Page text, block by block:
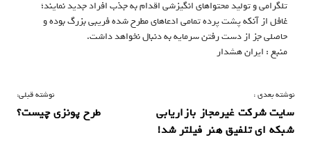
تلگرامی و تولید محتواهای انگیزشی اقدام به جذب افراد جدید نمایند؛
غافل از آنکه پشت پرده تمامی ادعاهای مطرح شده فریبی بزرگ بوده و
حاصلی جز از دست رفتن سرمایه به دنبال نخواهد داشت.
منبع : ایران هشدار
ر
ا
نوشته قبلی:
طرح پونزی چیست؟
نوشته بعدی :
سایت شرکت غیرمجاز بازاریابی
شبکه ای تلفیق هنر فیلتر شد!